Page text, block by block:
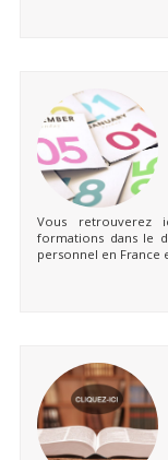
Vous retrouverez
formations dans le
personnel en France